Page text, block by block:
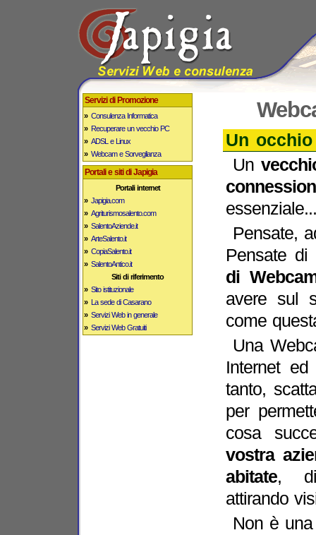
Servizi di Promozione
» Consulenza Informatica
» Recuperare un vecchio PC
» ADSL e Linux
» Webcam e Sorveglianza
Portali e siti di Japigia
Portali internet
» Japigia.com
» Agriturismosalento.com
» SalentoAziende.it
» ArteSalento.it
» CopiaSalento.it
» SalentoAntico.it
Siti di riferimento
» Sito istituzionale
» La sede di Casarano
» Servizi Web in generale
» Servizi Web Gratuiti
Un
Un
Pensate,
Pensate
di
avere sul
come
Una
Internet
tanto,
per
cosa
vostra
abitate,
attirando
Non è